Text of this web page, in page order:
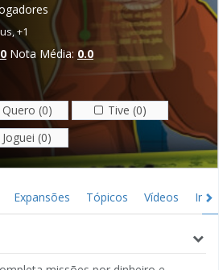
,+1
Nota Média: 0.0
Quero (0)
Tive (0)
Joguei (0)
Expansões Tópicos Vídeos